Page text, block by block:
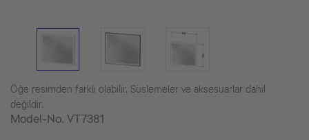
Öğe resimden farklı olabilir. Süslemeler ve aksesuarlar dahil
değildir.
Model-No. VT7381